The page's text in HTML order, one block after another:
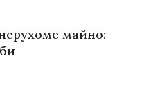
майно: